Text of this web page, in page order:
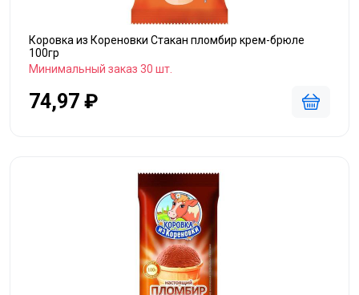
Коровка из Кореновки Стакан пломбир крем-брюле
100гр
Минимальный заказ 30 шт.
74,97 ₽